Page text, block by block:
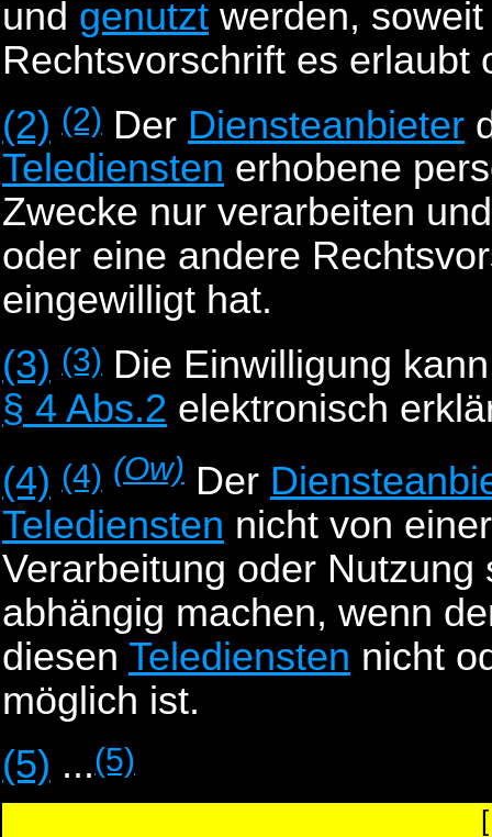
und genutzt werden,
Rechtsvorschrift es erlaubt
(2) (2) Der Diensteanbieter
Telediensten erhobene
Zwecke nur verarbeiten
oder eine andere
eingewilligt hat.
(3) (3) Die Einwilligung
§ 4 Abs.2 elektronisch
(4) (4) (Ow) Der
Telediensten nicht von
Verarbeitung oder
abhängig machen, wenn
diesen Telediensten nicht
möglich ist.
(5) ...(5)